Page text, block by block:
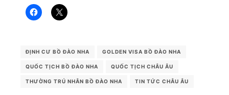
ĐỊNH CƯ BỒ ĐÀO NHA GOLDEN VISA BỒ ĐÀO NHA
QUỐC TỊCH BỒ ĐÀO NHA QUỐC TỊCH CHÂU ÂU
THƯỜNG TRÚ NHÂN BỒ ĐÀO NHA TIN TỨC CHÂU ÂU